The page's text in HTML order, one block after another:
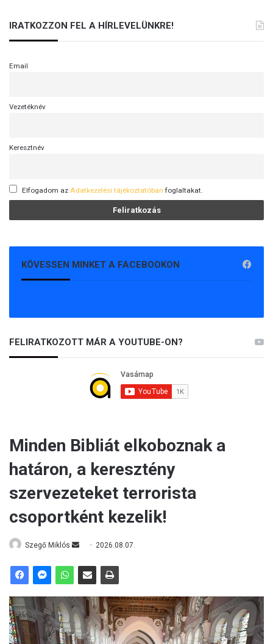
IRATKOZZON FEL A HÍRLEVELÜNKRE!
Email
Vezetéknév
Keresztnév
Elfogadom az Adatkezelési tájékoztatóban foglaltakat.
KÖVESSEN MINKET A FACEBOOKON
FELIRATKOZOTT MÁR A YOUTUBE-ON?